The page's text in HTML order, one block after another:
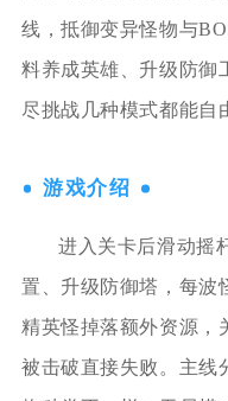
线，抵御变异怪物与
料养成英雄、升级防御
尽挑战几种模式都能自
游戏介绍
进入关卡后滑动摇
置、升级防御塔，每波
精英怪掉落额外资源，
被击破直接失败。主线